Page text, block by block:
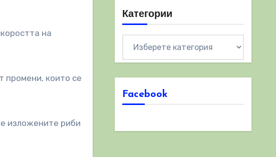
на
промени, които се
изложените риби
Категории
Facebook